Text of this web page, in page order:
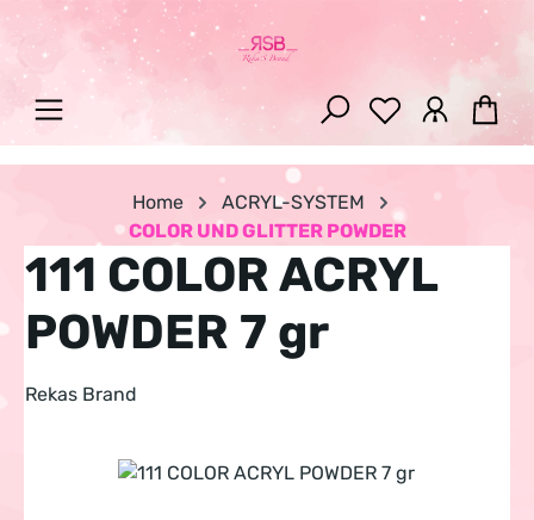
Zum Hauptinhalt springen
Home
ACRYL-SYSTEM
COLOR UND GLITTER POWDER
111 COLOR ACRYL
POWDER 7 gr
Rekas Brand
Bildergalerie überspringen